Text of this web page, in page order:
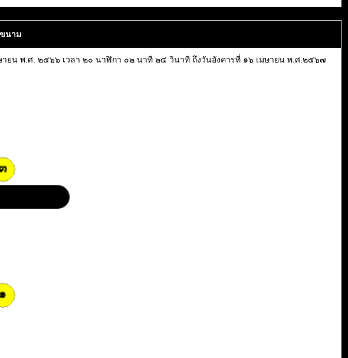
นาม
ยน พ.ศ. ๒๕๖๖ เวลา ๒๐ นาฬิกา ๐๒ นาที ๒๔ วินาที ถึงวันอังคารที่ ๑๖ เมษายน พ.ศ.๒๕๖๗